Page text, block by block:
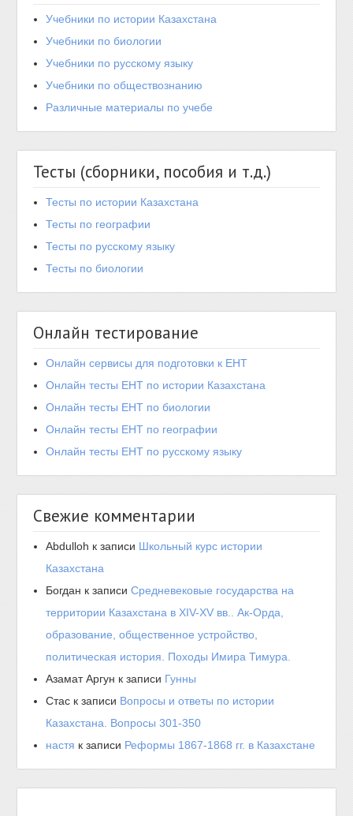
Учебники по истории Казахстана
Учебники по биологии
Учебники по русскому языку
Учебники по обществознанию
Различные материалы по учебе
Тесты (сборники, пособия и т.д.)
Тесты по истории Казахстана
Тесты по географии
Тесты по русскому языку
Тесты по биологии
Онлайн тестирование
Онлайн сервисы для подготовки к ЕНТ
Онлайн тесты ЕНТ по истории Казахстана
Онлайн тесты ЕНТ по биологии
Онлайн тесты ЕНТ по географии
Онлайн тесты ЕНТ по русскому языку
Свежие комментарии
Abdulloh к записи Школьный курс истории
Казахстана
Богдан к записиСредневековые государства на
территории Казахстана в XIV-XV вв.. Ак-Орда,
образование, общественное устройство,
политическая история. Походы Имира Тимура.
Азамат Аргун к записи Гунны
Стас к записи Вопросы и ответы по истории
Казахстана. Вопросы 301-350
настя к записи Реформы 1867-1868 гг. в Казахстане